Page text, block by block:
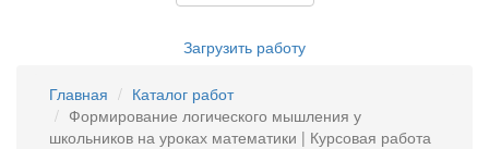
Загрузить работу
Главная
Каталог работ
Формирование логического мышления у
школьников на уроках математики | Курсовая работа